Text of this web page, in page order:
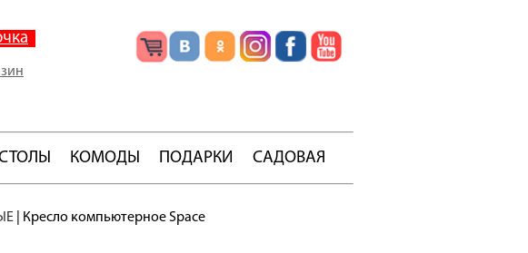
КОМОДЫ ПОДАРКИ САДОВАЯ
Кресло компьютерное Space